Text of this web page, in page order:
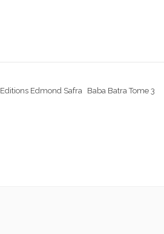
Editions Edmond Safra Baba Batra Tome 3